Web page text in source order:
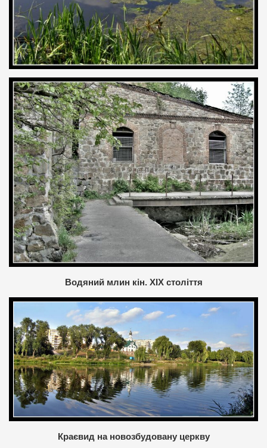
Водяний млин кін. ХIX століття
Краєвид на новозбудовану церкву